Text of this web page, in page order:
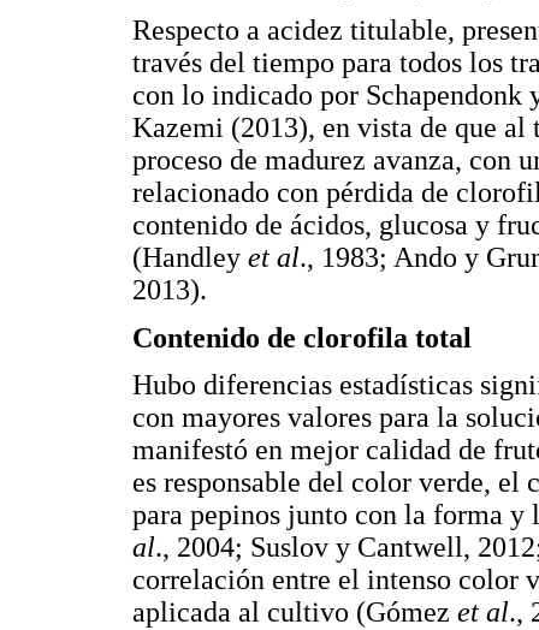
Respecto a acidez titulable,
través del tiempo para todos los
con lo indicado por
Kazemi (2013), en vista de que
proceso de madurez avanza, con
relacionado con pérdida de
contenido de ácidos, glucosa y
(Handley et al., 1983; Ando y
2013).
Contenido de clorofila total
Hubo diferencias estadísticas
con mayores valores para la
manifestó en mejor calidad de
es responsable del color verde,
para pepinos junto con la forma
al., 2004; Suslov y Cantwell,
correlación entre el intenso color
aplicada al cultivo (Gómez et al.,